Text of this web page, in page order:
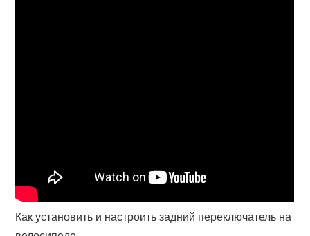
Как установить и настроить задний переключатель на